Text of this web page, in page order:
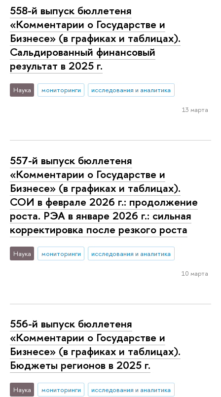
558-й выпуск бюллетеня
«Комментарии о Государстве и
Бизнесе» (в графиках и таблицах).
Сальдированный финансовый
результат в 2025 г.
Наука мониторинги исследования и аналитика
13 марта
557-й выпуск бюллетеня
«Комментарии о Государстве и
Бизнесе» (в графиках и таблицах).
СОИ в феврале 2026 г.: продолжение
роста. РЭА в январе 2026 г.: сильная
корректировка после резкого роста
Наука мониторинги исследования и аналитика
10 марта
556-й выпуск бюллетеня
«Комментарии о Государстве и
Бизнесе» (в графиках и таблицах).
Бюджеты регионов в 2025 г.
Наука мониторинги исследования и аналитика